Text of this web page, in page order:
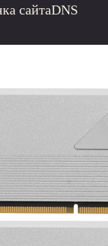
DNS